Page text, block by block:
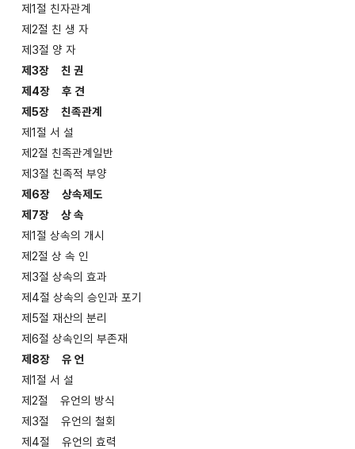
제1절 친자관계
제2절 친 생 자
제3절 양 자
제3장 친 권
제4장 후 견
제5장 친족관계
제1절 서 설
제2절 친족관계일반
제3절 친족적 부양
제6장 상속제도
제7장 상 속
제1절 상속의 개시
제2절 상 속 인
제3절 상속의 효과
제4절 상속의 승인과 포기
제5절 재산의 분리
제6절 상속인의 부존재
제8장 유 언
제1절 서 설
제2절 유언의 방식
제3절 유언의 철회
제4절 유언의 효력